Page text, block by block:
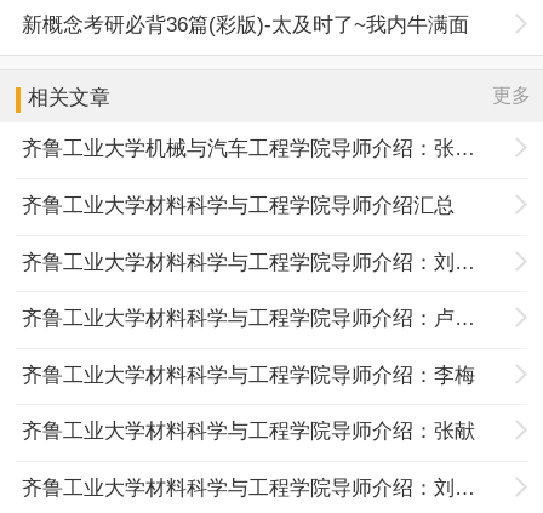
新概念考研必背36篇(彩版)-太及时了~我内牛满面
相关文章 更多
齐鲁工业大学机械与汽车工程学院导师介绍：张志秀
齐鲁工业大学材料科学与工程学院导师介绍汇总
齐鲁工业大学材料科学与工程学院导师介绍：刘金华
齐鲁工业大学材料科学与工程学院导师介绍：卢启芳
齐鲁工业大学材料科学与工程学院导师介绍：李梅
齐鲁工业大学材料科学与工程学院导师介绍：张献
齐鲁工业大学材料科学与工程学院导师介绍：刘树江